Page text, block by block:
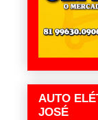
AUTO
JOSÉ